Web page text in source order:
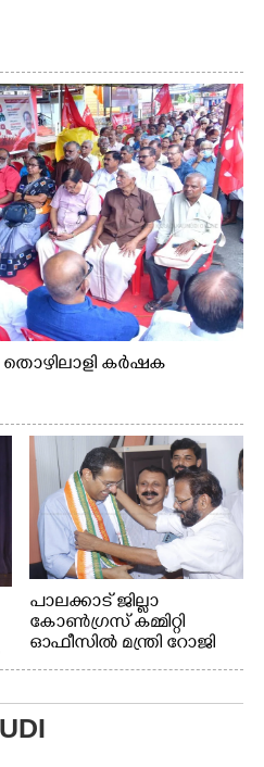
തൊഴിലാളി കർഷക
പാലക്കാട് ജില്ലാ
കോൺഗ്രസ് കമ്മിറ്റി
ഓഫീസിൽ മന്ത്രി റോജി
എം ജോണിന്